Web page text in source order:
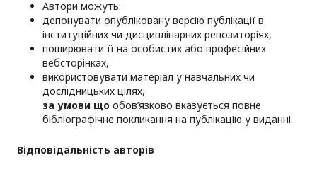
Автори можуть:
депонувати опубліковану версію публікації в
інституційних чи дисциплінарних репозиторіях,
поширювати її на особистих або професійних
вебсторінках,
використовувати матеріал у навчальних чи
дослідницьких цілях,
за умови що обов’язково вказується повне
бібліографічне покликання на публікацію у виданні.
Відповідальність авторів